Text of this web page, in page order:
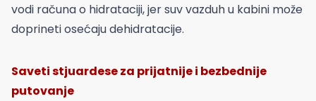
vodi računa o hidrataciji, jer suv vazduh u kabini može
doprineti osećaju dehidratacije.
Saveti stjuardese za prijatnije i bezbednije
putovanje